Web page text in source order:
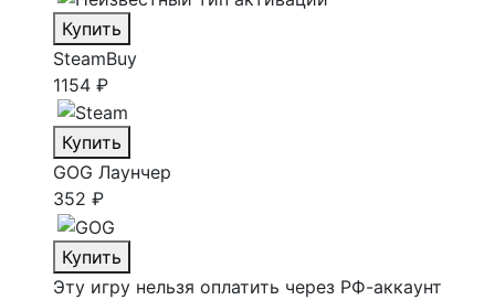
Купить
SteamBuy
1154 ₽
Купить
GOG Лаунчер
352 ₽
Купить
Эту игру нельзя оплатить через РФ-аккаунт